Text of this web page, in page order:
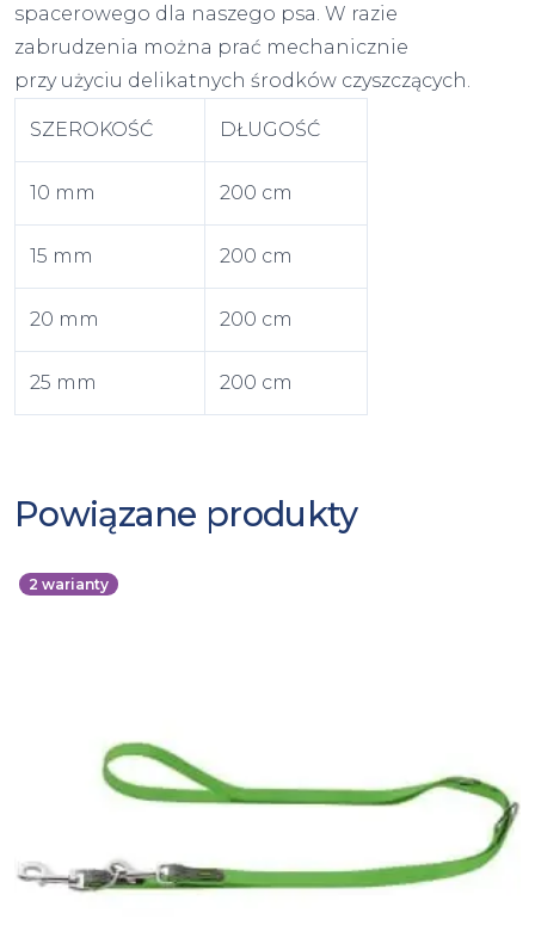
spacerowego dla naszego psa. W razie
zabrudzenia można prać mechanicznie
przy użyciu delikatnych środków czyszczących.
SZEROKOŚĆ DŁUGOŚĆ
10 mm 200 cm
15 mm 200 cm
20 mm 200 cm
25 mm 200 cm
Powiązane produkty
2 warianty